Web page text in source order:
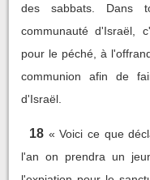
des sabbats. Dans
communauté d'Israël,
pour le péché, à
communion afin de
d'Israël.
18 « Voici ce que
l'an on prendra un